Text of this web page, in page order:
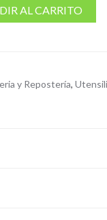
AL CARRITO
y Repostería,